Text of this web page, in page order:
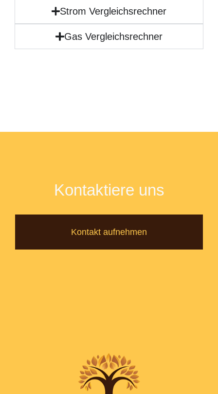
Strom Vergleichsrechner
Gas Vergleichsrechner
Kontaktiere uns
Kontakt aufnehmen